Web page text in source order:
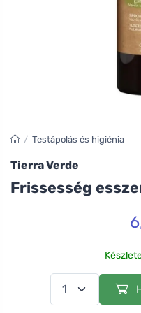
/ Testápolás és higiénia
Tierra Verde
Frissesség